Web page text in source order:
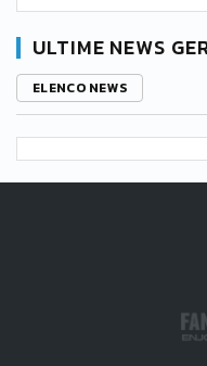
ULTIME NEWS
ELENCO NEWS